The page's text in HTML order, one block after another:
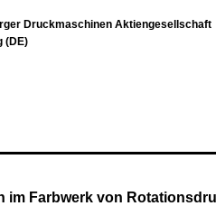
Druckmaschinen Aktiengesellschaft
(DE)
im Farbwerk von